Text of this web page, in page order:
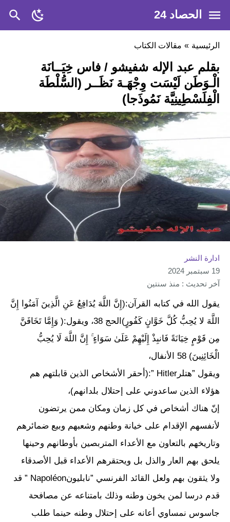
الحصاد 24
الرئيسية » مقالات الكتاب
بقلم عبد الإله شفيشو / فاس خِيَــانَة
الْـوَطَن لَيْسَت وِجْهَـة نَظَــر (السُّلْطَة
الْفِلَسْطِينِيَّة نَمُوذَجا)
ادارة النشر
19 سبتمبر 2024
آخر تحديث : منذ سنتين
يقول الله في كتابه القرآن:(إِنَّ اللَّهَ يُدَافِعُ عَنِ الَّذِينَ آمَنُوا إِنَّ
اللَّهَ لا يُحِبُّ كُلَّ خَوَّانٍ كَفُورٍ)الحج 38، ويقول:( وَإِمَّا تَخَافَنَّ
مِن قَوْمٍ خِيَانَةً فَانبِذْ إِلَيْهِمْ عَلَىٰ سَوَاءٍ ۚ إِنَّ اللَّهَ لَا يُحِبُّ
الْخَائِنِينَ) 58 الأنفال،
ويقول ”هتلرHitler ”:(أحقر الأشخاص الذين قابلتهم هم
هؤلاء الذين ساعدوني على إحتلال بلدانهم)،
إنّ هناك أشخاص في كل زمان ومكان ممن يرتضون
لأنفسهم الإقدام على خيانة وطنهم وشعبهم وبيع ضمائرهم
وتاريخهم بالتعاون مع الأعداء المتربصين بأوطانهم وحينها
يلحق بهم العار والذل بل ويحتقرهم الأعداء قبل الأصدقاء
ولا يثقون بهم ولعل القائد الفرنسي ”نابليونNapoléon ” قد
قدم درسا لمن يخون وطنه وذلك بامتناعه عن مصافحة
جاسوس نمساوي أعانه على إحتلال وطنه حينما طلب